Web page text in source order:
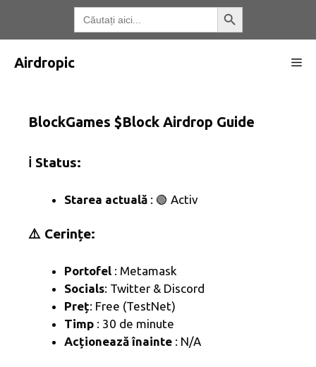
conținut
Căutați: Butonul de căutare
Airdropic
BlockGames $Block Airdrop Guide
ℹ️ Status:
Starea actuală : 🟢 Activ
⚠️ Cerințe:
Portofel : Metamask
Socials: Twitter & Discord
Preț: Free (TestNet)
Timp : 30 de minute
Acționează înainte : N/A